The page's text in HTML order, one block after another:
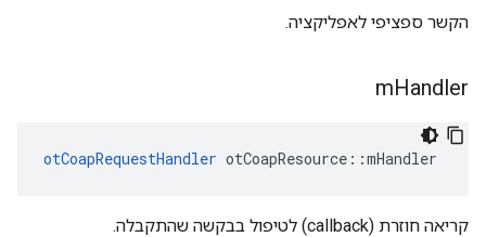
הקשר ספציפי לאפליקציה.
mHandler
otCoapRequestHandler otCoapResource ::mHandler
קריאה חוזרת (callback) לטיפול בבקשה שהתקבלה.